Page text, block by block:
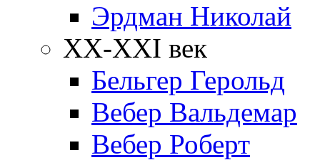
Эрдман Николай
ХХ-XXI век
Бельгер Герольд
Вебер Вальдемар
Вебер Роберт